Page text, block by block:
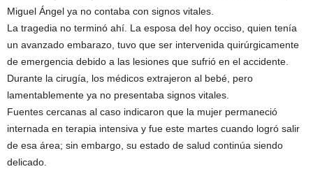
Miguel Ángel ya no contaba con signos vitales.
La tragedia no terminó ahí. La esposa del hoy occiso, quien tenía
un avanzado embarazo, tuvo que ser intervenida quirúrgicamente
de emergencia debido a las lesiones que sufrió en el accidente.
Durante la cirugía, los médicos extrajeron al bebé, pero
lamentablemente ya no presentaba signos vitales.
Fuentes cercanas al caso indicaron que la mujer permaneció
internada en terapia intensiva y fue este martes cuando logró salir
de esa área; sin embargo, su estado de salud continúa siendo
delicado.